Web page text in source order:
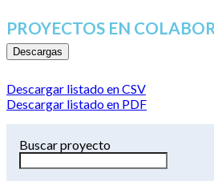
PROYECTOS EN
Descargas
Descargar listado en CSV
Descargar listado en PDF
Buscar proyecto